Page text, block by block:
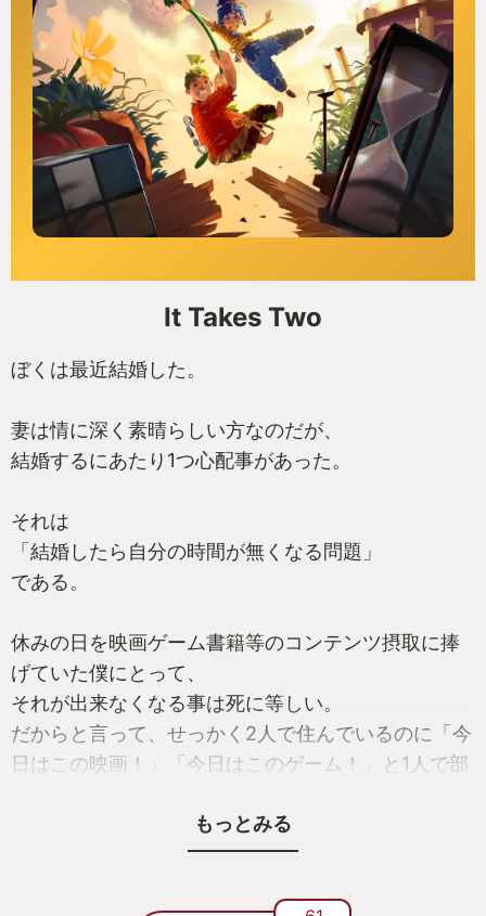
It Takes Two
ぼくは最近結婚した。
妻は情に深く素晴らしい方なのだが、
結婚するにあたり1つ心配事があった。
それは
「結婚したら自分の時間が無くなる問題」
である。
休みの日を映画ゲーム書籍等のコンテンツ摂取に捧
げていた僕にとって、
それが出来なくなる事は死に等しい。
だからと言って、せっかく2人で住んでいるのに「今
日はこの映画！」「今日はこのゲーム！」と1人で部
もっとみる